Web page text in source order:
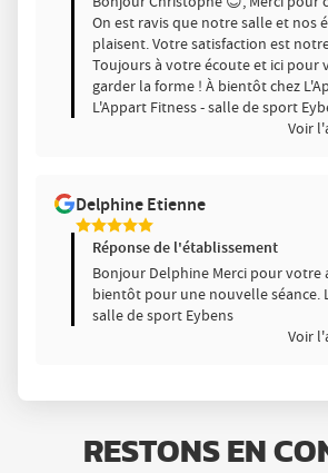
On est ravis que notre salle et nos
plaisent. Votre satisfaction est
Toujours à votre écoute et ici pour
garder la forme ! À bientôt chez
L'Appart Fitness - salle de sport
Voir
Delphine Etienne
5
Étoiles
Sur
Réponse de l'établissement
Bonjour Delphine Merci pour votre
bientôt pour une nouvelle séance.
salle de sport Eybens
Voir
RESTONS EN